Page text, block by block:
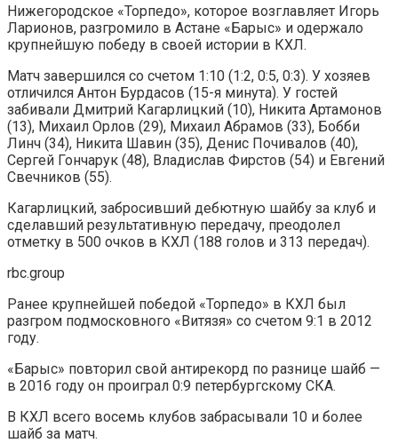
Нижегородское «Торпедо», которое возглавляет Игорь
Ларионов, разгромило в Астане «Барыс» и одержало
крупнейшую победу в своей истории в КХЛ.
Матч завершился со счетом 1:10 (1:2, 0:5, 0:3). У хозяев
отличился Антон Бурдасов (15-я минута). У гостей
забивали Дмитрий Кагарлицкий (10), Никита Артамонов
(13), Михаил Орлов (29), Михаил Абрамов (33), Бобби
Линч (34), Никита Шавин (35), Денис Почивалов (40),
Сергей Гончарук (48), Владислав Фирстов (54) и Евгений
Свечников (55).
Кагарлицкий, забросивший дебютную шайбу за клуб и
сделавший результативную передачу, преодолел
отметку в 500 очков в КХЛ (188 голов и 313 передач).
rbc.group
Ранее крупнейшей победой «Торпедо» в КХЛ был
разгром подмосковного «Витязя» со счетом 9:1 в 2012
году.
«Барыс» повторил свой антирекорд по разнице шайб —
в 2016 году он проиграл 0:9 петербургскому СКА.
В КХЛ всего восемь клубов забрасывали 10 и более
шайб за матч.